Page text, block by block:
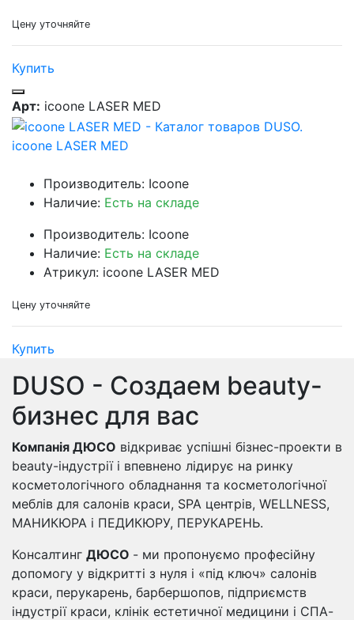
Цену уточняйте
Купить
Арт: icoone LASER MED
icoone LASER MED
Производитель: Icoone
Наличие: Есть на складе
Производитель: Icoone
Наличие: Есть на складе
Атрикул: icoone LASER MED
Цену уточняйте
Купить
DUSO - Создаем beauty-
бизнес для вас
Компанія ДЮСО відкриває успішні бізнес-проекти в
beauty-індустрії і впевнено лідирує на ринку
косметологічного обладнання та косметологічної
меблів для салонів краси, SPA центрів, WELLNESS,
МАНИКЮРА і ПЕДИКЮРУ, ПЕРУКАРЕНЬ.
Консалтинг ДЮСО - ми пропонуємо професійну
допомогу у відкритті з нуля і «під ключ» салонів
краси, перукарень, барбершопов, підприємств
індустрії краси, клінік естетичної медицини і СПА-